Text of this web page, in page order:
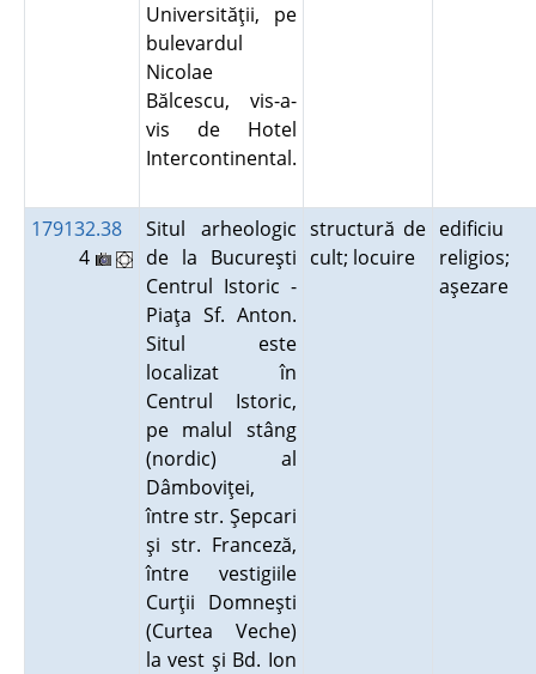
Universităţii, pe
bulevardul
Nicolae
Bălcescu, vis-a-
vis de Hotel
Intercontinental.
179132.38
4
Situl arheologic
de la Bucureşti
Centrul Istoric -
Piaţa Sf. Anton.
Situl este
localizat în
Centrul Istoric,
pe malul stâng
(nordic) al
Dâmboviţei,
între str. Şepcari
şi str. Franceză,
între vestigiile
Curţii Domneşti
(Curtea Veche)
la vest şi Bd. Ion
structură de
cult; locuire
edificiu
religios;
aşezare